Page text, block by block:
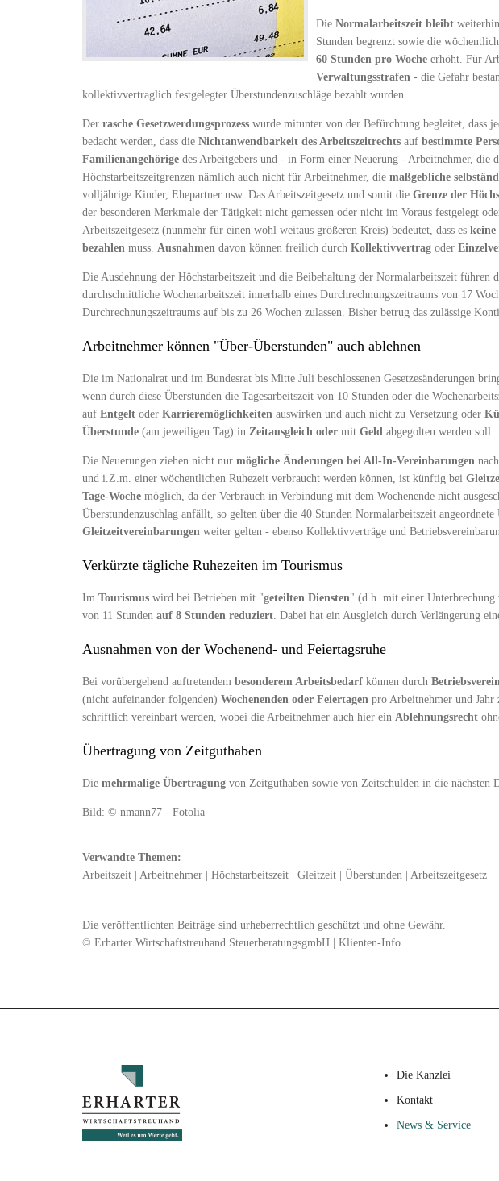
Die Normalarbeitszeit bleibt
Stunden begrenzt sowie die
60 Stunden pro Woche erhöht. Für
Verwaltungsstrafen - die Gefahr
kollektivvertraglich festgelegter Überstundenzuschläge bezahlt wurden.
Der rasche Gesetzwerdungsprozess wurde mitunter von der Befürchtung begleitet, dass
bedacht werden, dass die Nichtanwendbarkeit des Arbeitszeitrechts auf bestimmte
Familienangehörige des Arbeitgebers und - in Form einer Neuerung - Arbeitnehmer, die
Höchstarbeitszeitgrenzen nämlich auch nicht für Arbeitnehmer, die maßgebliche
volljährige Kinder, Ehepartner usw. Das Arbeitszeitgesetz und somit die Grenze der
der besonderen Merkmale der Tätigkeit nicht gemessen oder nicht im Voraus festgelegt
Arbeitszeitgesetz (nunmehr für einen wohl weitaus größeren Kreis) bedeutet, dass es keine
bezahlen muss. Ausnahmen davon können freilich durch Kollektivvertrag oder
Die Ausdehnung der Höchstarbeitszeit und die Beibehaltung der Normalarbeitszeit führen
durchschnittliche Wochenarbeitszeit innerhalb eines Durchrechnungszeitraums von 17
Durchrechnungszeitraums auf bis zu 26 Wochen zulassen. Bisher betrug das zulässige
Arbeitnehmer können "Über-Überstunden" auch ablehnen
Die im Nationalrat und im Bundesrat bis Mitte Juli beschlossenen Gesetzesänderungen
wenn durch diese Überstunden die Tagesarbeitszeit von 10 Stunden oder die
auf Entgelt oder Karrieremöglichkeiten auswirken und auch nicht zu Versetzung oder
Überstunde (am jeweiligen Tag) in Zeitausgleich oder mit Geld abgegolten werden soll.
Die Neuerungen ziehen nicht nur mögliche Änderungen bei All-In-Vereinbarungen
und i.Z.m. einer wöchentlichen Ruhezeit verbraucht werden können, ist künftig bei
Tage-Woche möglich, da der Verbrauch in Verbindung mit dem Wochenende nicht
Überstundenzuschlag anfällt, so gelten über die 40 Stunden Normalarbeitszeit
Gleitzeitvereinbarungen weiter gelten - ebenso Kollektivverträge und
Verkürzte tägliche Ruhezeiten im Tourismus
Im Tourismus wird bei Betrieben mit "geteilten Diensten" (d.h. mit einer Unterbrechung
von 11 Stunden auf 8 Stunden reduziert . Dabei hat ein Ausgleich durch Verlängerung
Ausnahmen von der Wochenend- und Feiertagsruhe
Bei vorübergehend auftretendem besonderem Arbeitsbedarf können durch
(nicht aufeinander folgenden) Wochenenden oder Feiertagen pro Arbeitnehmer und Jahr
schriftlich vereinbart werden, wobei die Arbeitnehmer auch hier ein Ablehnungsrecht
Übertragung von Zeitguthaben
Die mehrmalige Übertragung von Zeitguthaben sowie von Zeitschulden in die
Bild: © nmann77 - Fotolia
Verwandte Themen:
Arbeitszeit | Arbeitnehmer | Höchstarbeitszeit | Gleitzeit | Überstunden | Arbeitszeitgesetz
Die veröffentlichten Beiträge sind urheberrechtlich geschützt und ohne Gewähr.
© Erharter Wirtschaftstreuhand SteuerberatungsgmbH | Klienten-Info
Die Kanzlei
Kontakt
News & Service